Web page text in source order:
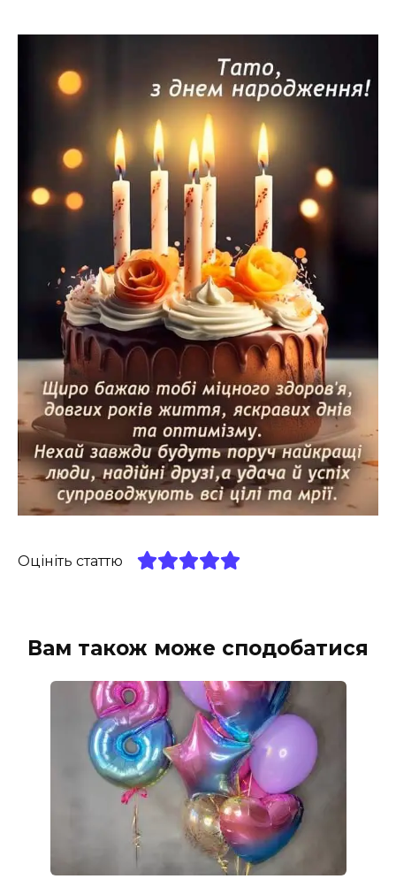
Оцініть статтю
Вам також може сподобатися